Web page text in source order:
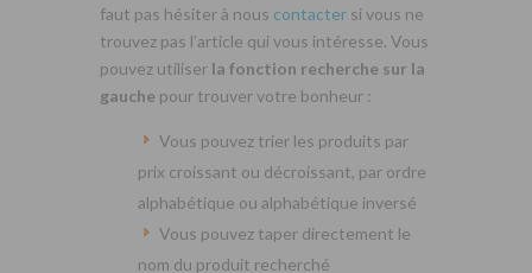
faut pas hésiter à nous contacter si vous ne
trouvez pas l’article qui vous intéresse. Vous
pouvez utiliser la fonction recherche sur la
gauche pour trouver votre bonheur :
Vous pouvez trier les produits par
prix croissant ou décroissant, par ordre
alphabétique ou alphabétique inversé
Vous pouvez taper directement le
nom du produit recherché